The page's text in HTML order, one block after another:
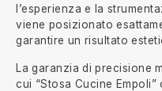
l’esperienza e la
viene posizionato
garantire un risultato
La garanzia di precisione
cui “Stosa Cucine